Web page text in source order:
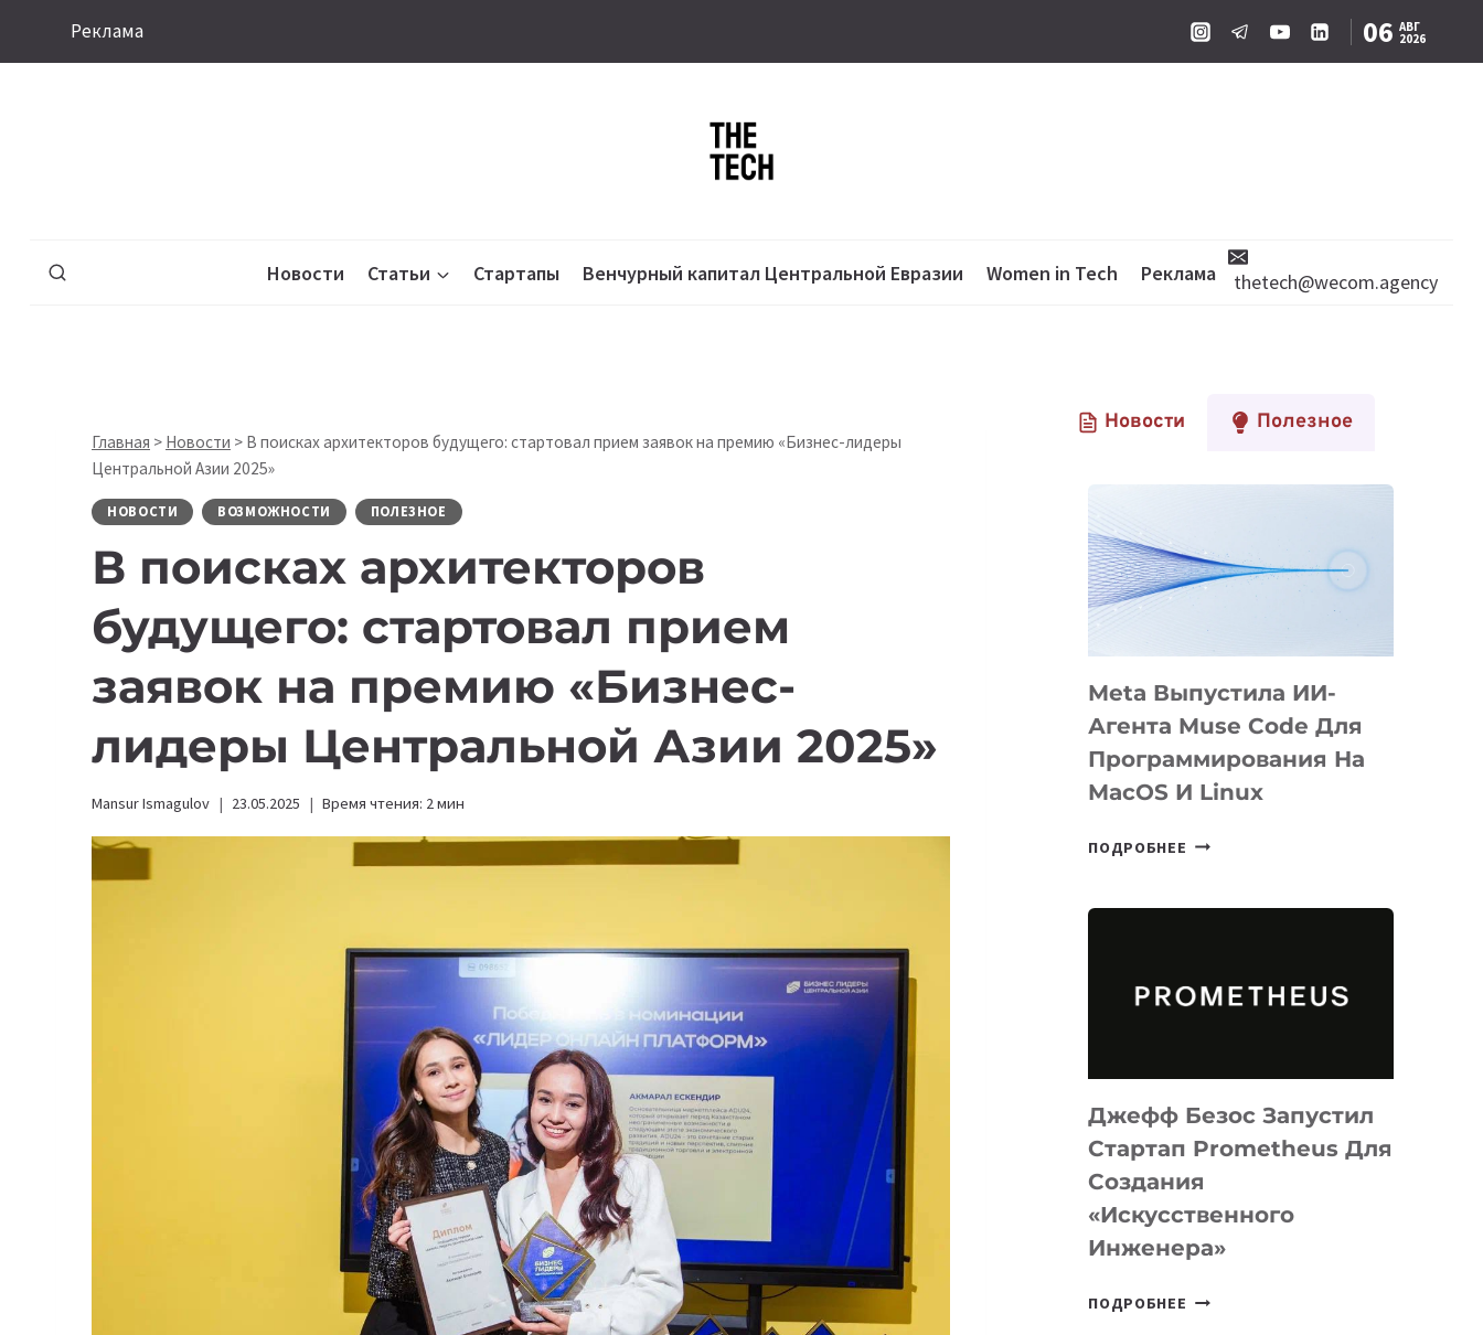
Реклама 06 АВГ
2026
Новости Статьи Стартапы Венчурный капитал Центральной Евразии Women in Tech Реклама thetech@wecom.agency
Главная > Новости > В поисках архитекторов будущего: стартовал прием заявок на премию «Бизнес-лидеры
Центральной Азии 2025»
НОВОСТИ ВОЗМОЖНОСТИ ПОЛЕЗНОЕ
В поисках архитекторов
будущего: стартовал прием
заявок на премию «Бизнес-
лидеры Центральной Азии 2025»
Mansur Ismagulov 23.05.2025 Время чтения: 2мин
Новости Полезное
Meta Выпустила ИИ-
Агента Muse Code Для
Программирования На
MacOS И Linux
ПОДРОБНЕЕ META
ДЛЯ
И
LINUX
Джефф Безос Запустил
Стартап Prometheus Для
Создания
«искусственного
Инженера»
ПОДРОБНЕЕ ДЖЕФФ